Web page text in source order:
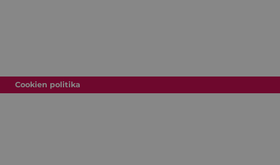
Cookien politika